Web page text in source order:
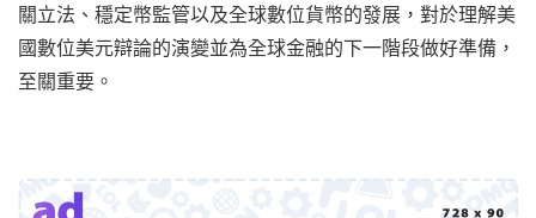
關立法、穩定幣監管以及全球數位貨幣的發展，對於理解美
國數位美元辯論的演變並為全球金融的下一階段做好準備，
至關重要。